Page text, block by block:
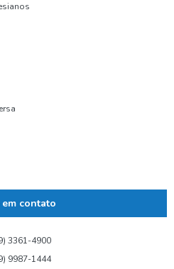
em contato
3361-4900
9987-1444